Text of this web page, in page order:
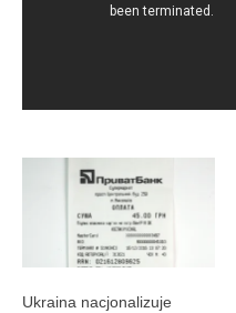
Ukraina nacjonalizuje